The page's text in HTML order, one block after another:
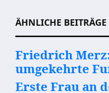
ÄHNLICHE BEITRÄGE
Friedrich
umgekehrte
Erste Frau an